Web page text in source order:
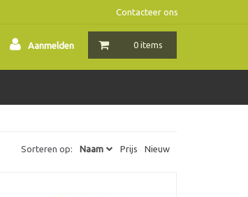
Contacteer ons
0 items
Aanmelden
Sorteren op: Naam Prijs Nieuw